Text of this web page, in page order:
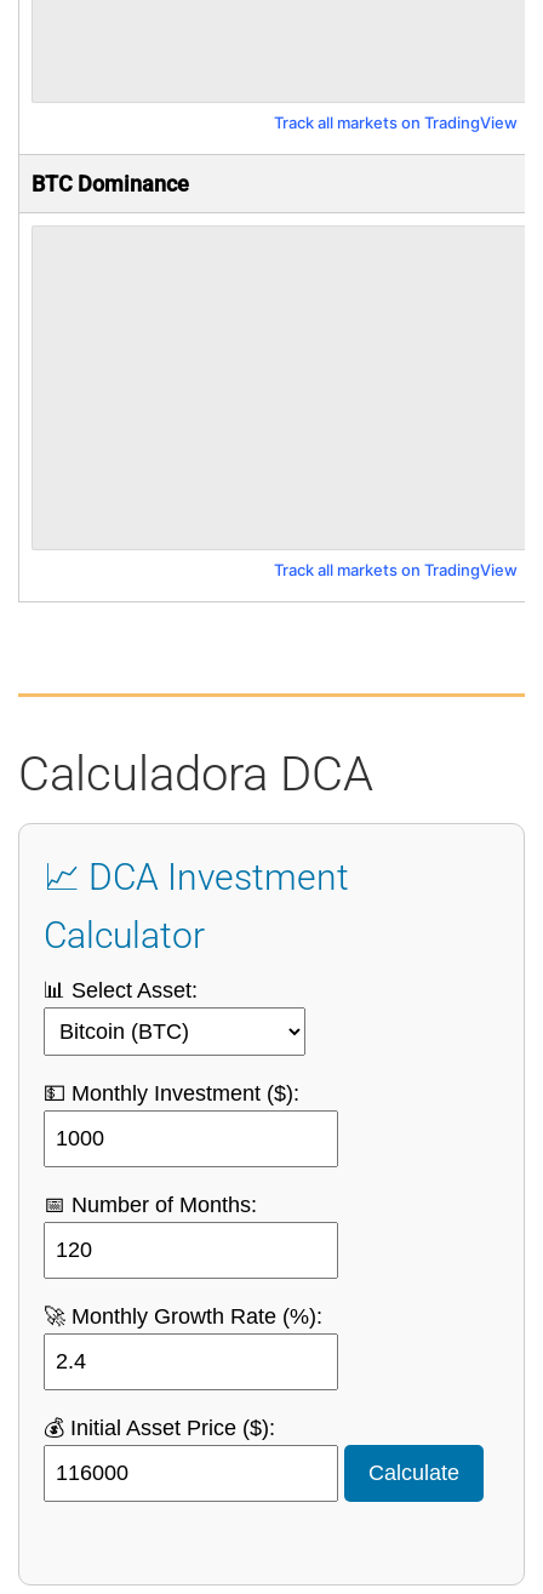
Track all markets on TradingView
BTC Dominance
Track all markets on TradingView
Calculadora DCA
📈 DCA Investment
Calculator
📊 Select Asset:
💵 Monthly Investment ($):
📅 Number of Months:
🚀 Monthly Growth Rate (%):
💰 Initial Asset Price ($):
Calculate